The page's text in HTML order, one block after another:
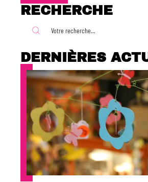
RECHERCHE
DERNIÈRES